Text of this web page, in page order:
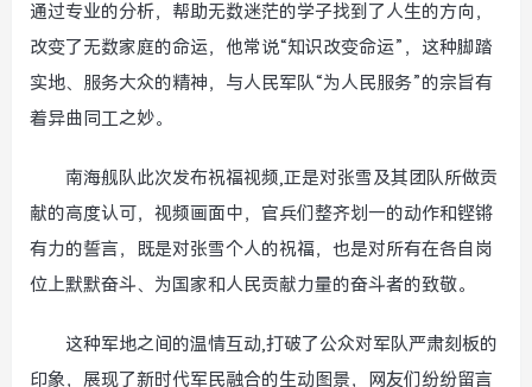
通过专业的分析，帮助无数迷茫的学子找到了人生的方向，
改变了无数家庭的命运，他常说“知识改变命运”，这种脚踏
实地、服务大众的精神，与人民军队“为人民服务”的宗旨有
着异曲同工之妙。
南海舰队此次发布祝福视频,正是对张雪及其团队所做贡
献的高度认可，视频画面中，官兵们整齐划一的动作和铿锵
有力的誓言，既是对张雪个人的祝福，也是对所有在各自岗
位上默默奋斗、为国家和人民贡献力量的奋斗者的致敬。
这种军地之间的温情互动,打破了公众对军队严肃刻板的
印象，展现了新时代军民融合的生动图景，网友们纷纷留言